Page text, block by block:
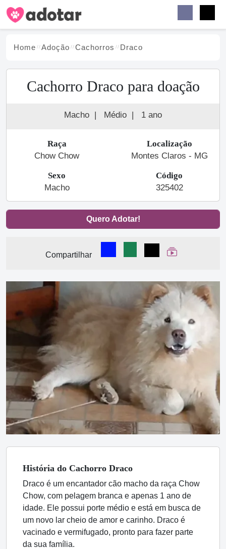
Home Adoção Cachorros Draco
Cachorro Draco para doação
Macho | Médio | 1 ano
Raça
Chow Chow
Localização
Montes Claros - MG
Sexo
Macho
Código
325402
Quero Adotar!
Compartilhar
Compartilhar no Facebook
Compartilhar no
Compartilhar
Ver Web Story
História do Cachorro Draco
Draco é um encantador cão macho da raça Chow
Chow, com pelagem branca e apenas 1 ano de
idade. Ele possui porte médio e está em busca de
um novo lar cheio de amor e carinho. Draco é
vacinado e vermifugado, pronto para fazer parte
da sua família.